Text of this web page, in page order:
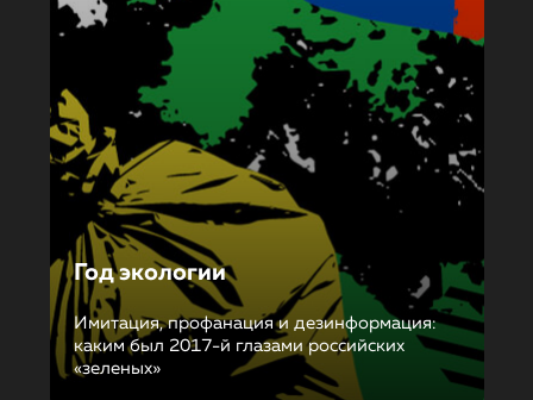
Год экологии
Имитация, профанация и дезинформация:
каким был 2017-й глазами российских
«зеленых»